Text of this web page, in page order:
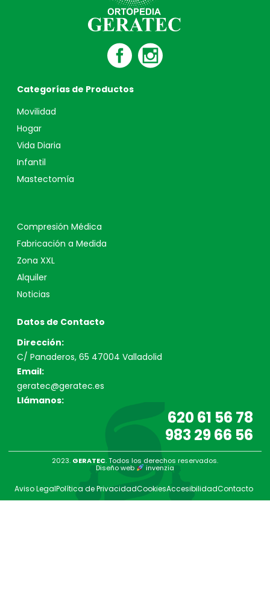
Categorías de Productos
Movilidad
Hogar
Vida Diaria
Infantil
Mastectomía
Compresión Médica
Fabricación a Medida
Zona XXL
Alquiler
Noticias
Datos de Contacto
Dirección:
C/ Panaderos, 65 47004 Valladolid
Email:
geratec@geratec.es
Llámanos:
620 61 56 78
983 29 66 56
2023. GERATEC. Todos los derechos reservados.
Diseño web invenzia
Aviso LegalPolítica de PrivacidadCookiesAccesibilidadContacto